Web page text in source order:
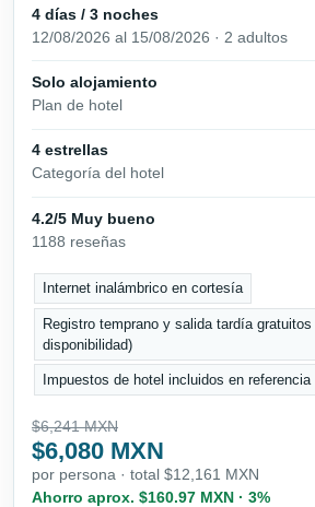
4 días / 3 noches
12/08/2026 al 15/08/2026 · 2 adultos
Solo alojamiento
Plan de hotel
4 estrellas
Categoría del hotel
4.2/5 Muy bueno
1188 reseñas
Internet inalámbrico en cortesía
Registro temprano y salida tardía
disponibilidad)
Impuestos de hotel incluidos en referencia
$6,241 MXN
$6,080 MXN
por persona · total $12,161 MXN
Ahorro aprox. $160.97 MXN · 3%